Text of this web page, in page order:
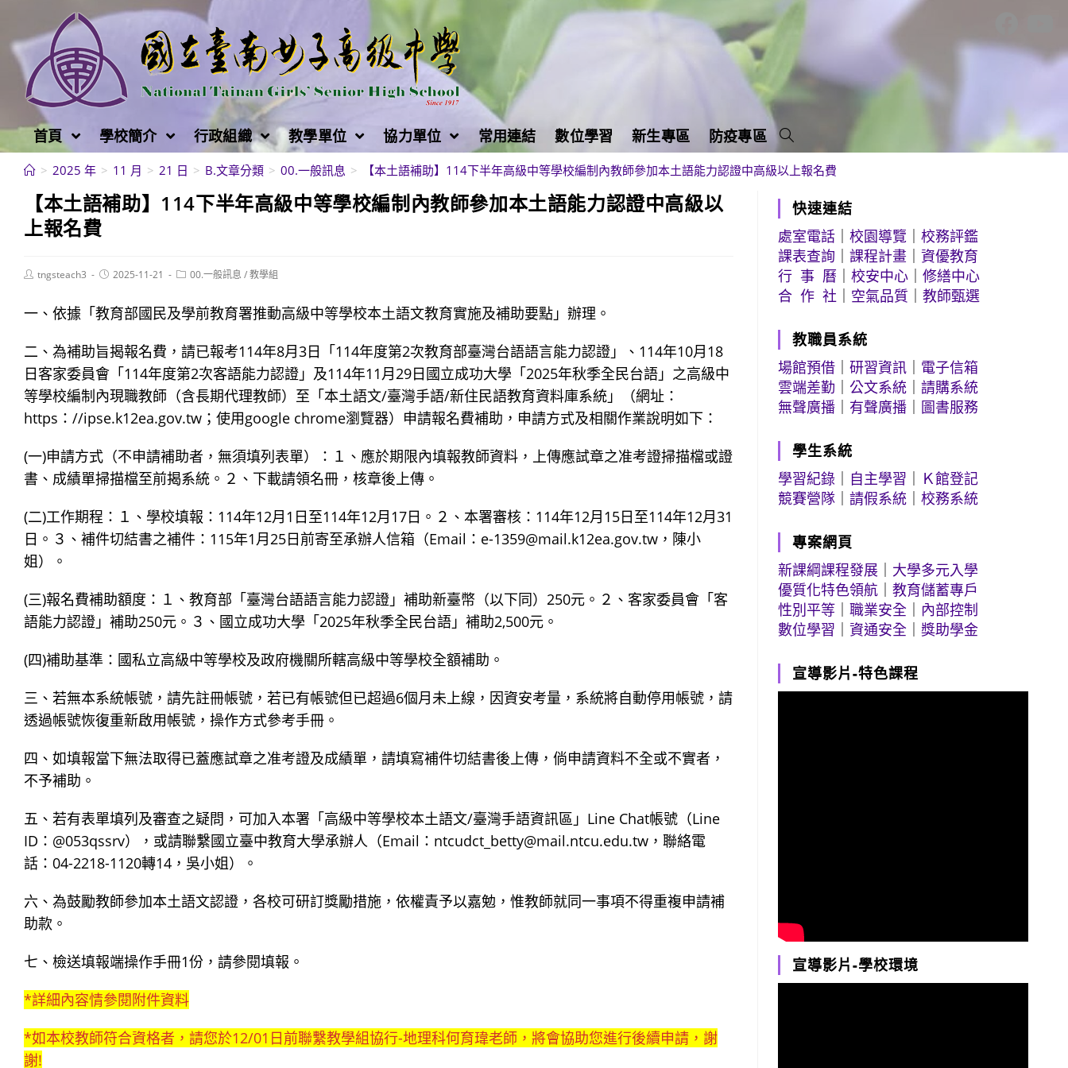
至
容
首頁 學校簡介 行政組織 教學單位 協力單位 常用連結 數位學習 新生專區 防疫專區
> 2025 年 > 11 月 > 21 日 > B.文章分類 > 00.一般訊息 > 【本土語補助】114下半年高級中等學校編制內教師參加本土語能力認證中高級以上報名費
【本土語補助】114下半年高級中等學校編制內教師參加本土語能力認證中高級以
上報名費
Posttngsteach3
Post2025-11-21
Post00.一般訊息 /教學組
一、依據「教育部國民及學前教育署推動高級中等學校本土語文教育實施及補助要點」辦理。
二、為補助旨揭報名費，請已報考114年8月3日「114年度第2次教育部臺灣台語語言能力認證」、114年10月18
日客家委員會「114年度第2次客語能力認證」及114年11月29日國立成功大學「2025年秋季全民台語」之高級中
等學校編制內現職教師（含長期代理教師）至「本土語文/臺灣手語/新住民語教育資料庫系統」（網址：
https：//ipse.k12ea.gov.tw；使用google chrome瀏覽器）申請報名費補助，申請方式及相關作業說明如下：
(一)申請方式（不申請補助者，無須填列表單）：１、應於期限內填報教師資料，上傳應試章之准考證掃描檔或證
書、成績單掃描檔至前揭系統。２、下載請領名冊，核章後上傳。
(二)工作期程：１、學校填報：114年12月1日至114年12月17日。２、本署審核：114年12月15日至114年12月31
日。３、補件切結書之補件：115年1月25日前寄至承辦人信箱（Email：e-1359@mail.k12ea.gov.tw，陳小
姐）。
(三)報名費補助額度：１、教育部「臺灣台語語言能力認證」補助新臺幣（以下同）250元。２、客家委員會「客
語能力認證」補助250元。３、國立成功大學「2025年秋季全民台語」補助2,500元。
(四)補助基準：國私立高級中等學校及政府機關所轄高級中等學校全額補助。
三、若無本系統帳號，請先註冊帳號，若已有帳號但已超過6個月未上線，因資安考量，系統將自動停用帳號，請
透過帳號恢復重新啟用帳號，操作方式參考手冊。
四、如填報當下無法取得已蓋應試章之准考證及成績單，請填寫補件切結書後上傳，倘申請資料不全或不實者，
不予補助。
五、若有表單填列及審查之疑問，可加入本署「高級中等學校本土語文/臺灣手語資訊區」Line Chat帳號（Line
ID：@053qssrv），或請聯繫國立臺中教育大學承辦人（Email：ntcudct_betty@mail.ntcu.edu.tw，聯絡電
話：04-2218-1120轉14，吳小姐）。
六、為鼓勵教師參加本土語文認證，各校可研訂獎勵措施，依權責予以嘉勉，惟教師就同一事項不得重複申請補
助款。
七、檢送填報端操作手冊1份，請參閱填報。
*詳細內容情參閱附件資料
*如本校教師符合資格者，請您於12/01日前聯繫教學組協行-地理科何育瑋老師，將會協助您進行後續申請，謝
謝!
快速連結
處室電話 ｜校園導覽 ｜校務評鑑
課表查詢 ｜課程計畫 ｜資優教育
行 事 曆 ｜校安中心 ｜修繕中心
合 作 社
空氣品質 ｜教師甄選
教職員系統
場館預借 ｜研習資訊
電子信箱
雲端差勤 ｜公文系統 ｜請購系統
無聲廣播
有聲廣播 圖書服務
學生系統
學習紀錄
自主學習
Ｋ館登記
競賽營隊 ｜請假系統 ｜校務系統
專案網頁
新課綱課程發展
大學多元入學
優質化特色領航 ｜教育儲蓄專戶
性別平等 ｜職業安全
內部控制
數位學習 ｜資通安全 ｜獎助學金
宣導影片-特色課程
宣導影片-學校環境